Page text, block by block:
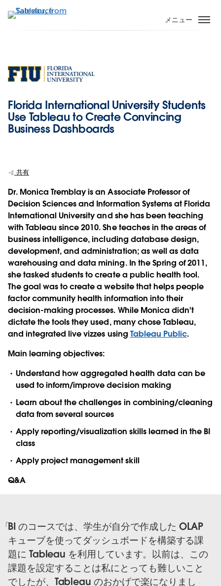
イ
テ
ン
メニュー
Florida International University Students
Use Tableau to Create Convincing
Business Dashboards
共有
Dr. Monica Tremblay is an Associate Professor of
Decision Sciences and Information Systems at Florida
International University and she has been teaching
with Tableau since 2010. She teaches in the areas of
business intelligence, including database design,
development, and administration; as well as data
warehousing and data mining. In the Spring of 2011,
she tasked students to create a public health tool.
The goal was to create a website that helps people
factor community health information into their
decision-making processes. While Monica didn't
dictate the tools they used, many chose Tableau,
and integrated live vizzes using Tableau Public.
Main learning objectives:
Understand how aggregated health data can be
used to inform/improve decision making
Learn about the challenges in combining/cleaning
data from several sources
Apply reporting/visualization skills learned in the BI
class
Apply project management skill
Q&A
BI のコースでは、学生が自分で作成した OLAP
キューブを使ってダッシュボードを構築する課
題に Tableau を利用しています。以前は、この
課題を設定することは私にとっても難しいこと
でしたが、Tableau のおかげで楽になりまし